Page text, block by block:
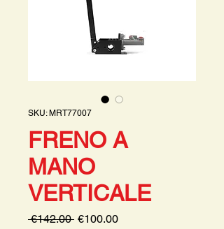
SKU: MRT77007
FRENO A
MANO
VERTICALE
€142.00 Regular
€100.00Sale